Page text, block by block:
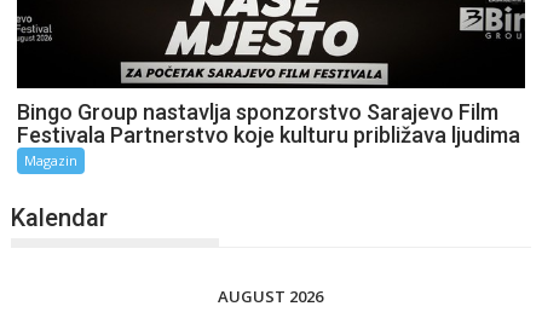
Bingo Group nastavlja sponzorstvo Sarajevo Film
Festivala Partnerstvo koje kulturu približava ljudima
Magazin
Kalendar
AUGUST 2026